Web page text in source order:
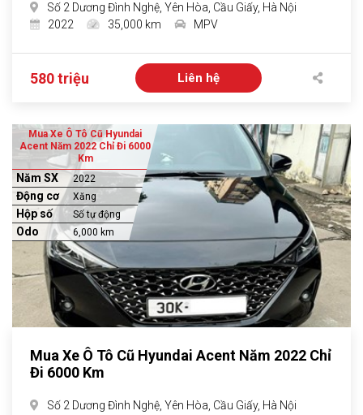
Số 2 Dương Đình Nghệ, Yên Hòa, Cầu Giấy, Hà Nội
2022
35,000 km MPV
580 triệu Liên hệ
Mua Xe Ô Tô Cũ Hyundai
Acent Năm 2022 Chỉ Đi 6000
Km
Năm SX 2022
Động cơ Xăng
Hộp số Số tự động
Odo 6,000 km
Mua Xe Ô Tô Cũ Hyundai Acent Năm 2022 Chỉ
Đi 6000 Km
Số 2 Dương Đình Nghệ, Yên Hòa, Cầu Giấy, Hà Nội